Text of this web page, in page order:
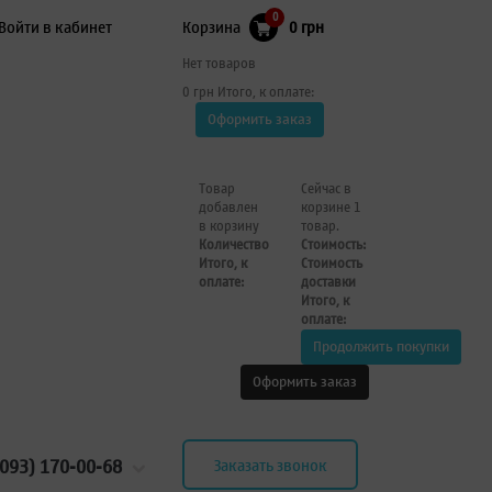
в кабинет Корзина 0 0 грн
Нет товаров
0 грн Итого, к оплате:
Оформить заказ
Товар
добавлен
в корзину
Количество
Итого, к
оплате:
Сейчас в
корзине 1
товар.
Стоимость:
Стоимость
доставки
Итого, к
оплате:
Продолжить покупки
Оформить заказ
170-00-68 Заказать звонок